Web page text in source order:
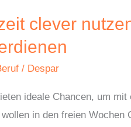
clever
/ Despar
ideale Chancen, um
in den freien